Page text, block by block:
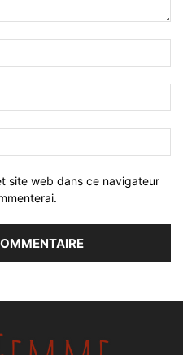
site web dans ce navigateur